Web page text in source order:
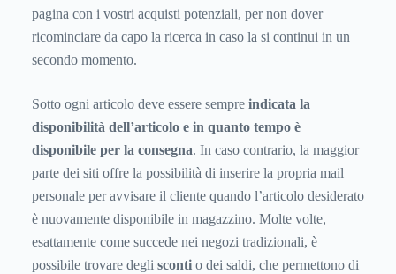
pagina con i vostri acquisti potenziali, per non dover
ricominciare da capo la ricerca in caso la si continui in un
secondo momento.
Sotto ogni articolo deve essere sempre indicata la
disponibilità dell’articolo e in quanto tempo è
disponibile per la consegna. In caso contrario, la maggior
parte dei siti offre la possibilità di inserire la propria mail
personale per avvisare il cliente quando l’articolo desiderato
è nuovamente disponibile in magazzino. Molte volte,
esattamente come succede nei negozi tradizionali, è
possibile trovare degli sconti o dei saldi, che permettono di